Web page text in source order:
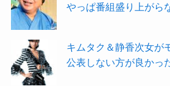
やっぱ番組盛り上がら
キムタク＆静香次女
公表しない方が良かっ